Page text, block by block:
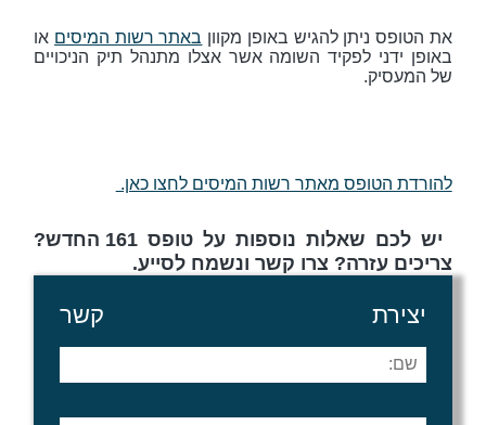
את הטופס ניתן להגיש באופן מקוון באתר רשות המיסים או
באופן ידני לפקיד השומה אשר אצלו מתנהל תיק הניכויים
של המעסיק.
להורדת הטופס מאתר רשות המיסים לחצו כאן.
יש לכם שאלות נוספות על טופס 161 החדש?
צריכים עזרה? צרו קשר ונשמח לסייע.
יצירת קשר